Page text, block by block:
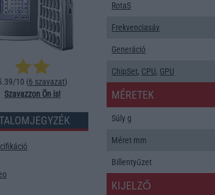
10 (6 szavazat)
Szavazzon Ön is!
RotaS
Frekvenciasáv
Generáció
ChipSet, CPU, GPU
MÉRETEK
Súly g
Méret mm
Billentyűzet
KIJELZŐ